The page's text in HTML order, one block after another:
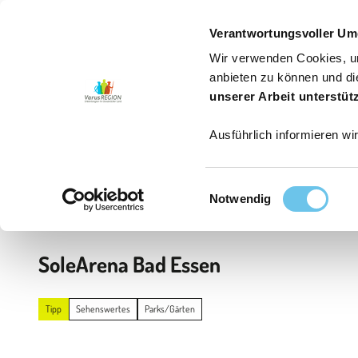
Verantwortungsvoller
Wir verwenden Cookies,
anbieten zu können und
unserer Arbeit
Ausführlich informieren
i
i
Notwendig
Aktiv sein Erleben Service
Startseite
SoleArena Bad Essen
Tipp Sehenswertes Parks/Gärten